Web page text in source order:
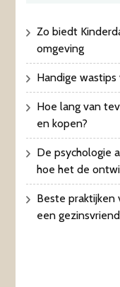
Zo biedt
omgeving
Handige
Hoe lang van
en kopen?
De psychologie
hoe het de
Beste praktijken
een